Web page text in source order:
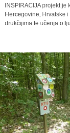
INSPIRACIJA projekt
Hercegovine, Hrvatske
drukčijima te učenja o